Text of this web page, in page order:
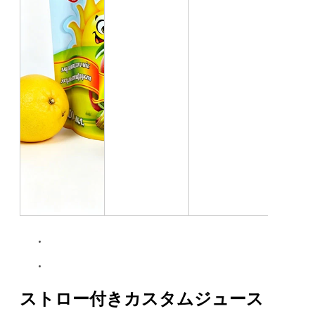
ストロー付きカスタムジュース